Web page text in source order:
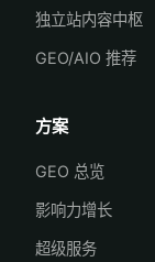
独立站内容中枢
GEO/AIO 推荐
方案
GEO 总览
影响力增长
超级服务